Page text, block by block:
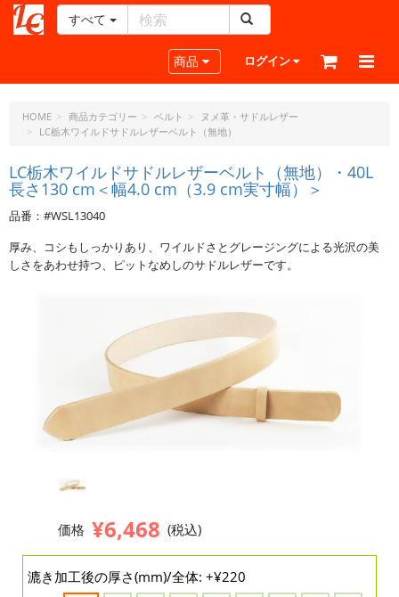
ー
ラ
フ
ド
ッ
ト・
ェ
ー
すべて
Toggle navigation
商品 ログイン
HOME 商品カテゴリー ベルト
ヌメ革・サドルレザー
LC栃木ワイルドサドルレザーベルト（無地）
LC栃木ワイルドサドルレザーベルト（無地）・40L
長さ130 cm＜幅4.0 cm（3.9 cm実寸幅）＞
品番：#WSL13040
厚み、コシもしっかりあり、ワイルドさとグレージングによる光沢の美
しさをあわせ持つ、ピットなめしのサドルレザーです。
価格 ¥6,468 (税込)
漉き加工後の厚さ(mm)/全体: +¥220